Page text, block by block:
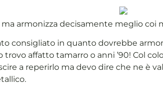
armonizza decisamente meglio coi
consigliato in quanto dovrebbe
trovo affatto tamarro o anni ’90! Col
a reperirlo ma devo dire che ne è